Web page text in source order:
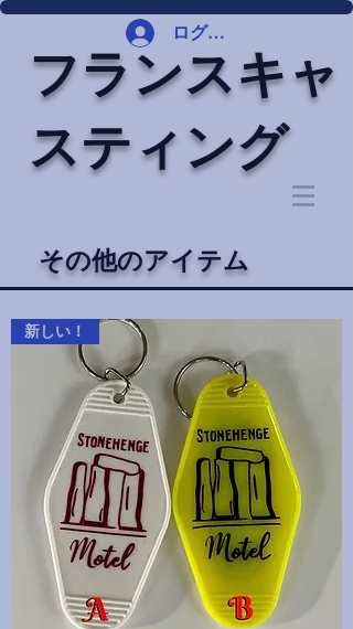
ログイン
フランスキャ
スティング
その他のアイテム
新しい！